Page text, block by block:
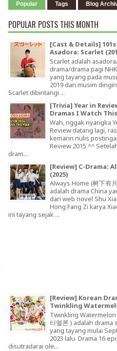
Popular Tags Blog
POPULAR POSTS THIS MONTH
[Cast & Details]
Asadora: Scarlet
Scarlet adalah
drama/drama pagi
yang tayang pada
2019 dan musim
Scarlet dibintangi ...
[Trivia] Year in
Dramas I Watch
Wah, nggak nyangka
Review datang lagi,
kemarin nulis
Review 2015 ^^
dram...
[Review] C-Drama:
(2025)
Always Home (树下有
adalah drama China
dari web novel Shu Xia
Hong Fang Zi karya
ini tayang sejak ...
[Review] Korean
Twinkling
Twinkling Watermelon
터멜론 ) adalah drama
yang tayang mulai
2023 lalu. Drama 16
disutradarai ole...